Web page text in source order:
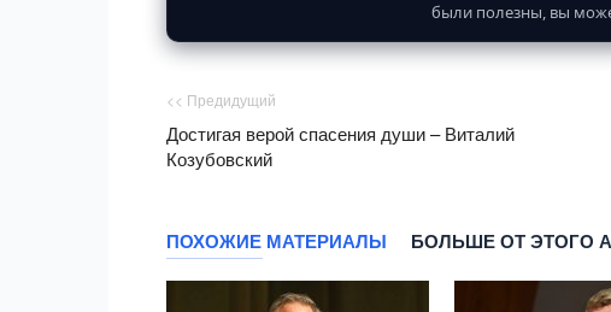
были полезны, вы
<< Предидущий
Достигая верой спасения души – Виталий
Козубовский
ПОХОЖИЕ МАТЕРИАЛЫ БОЛЬШЕ ОТ ЭТОГО